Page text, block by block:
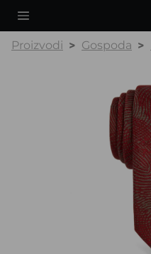
Proizvodi Gospoda